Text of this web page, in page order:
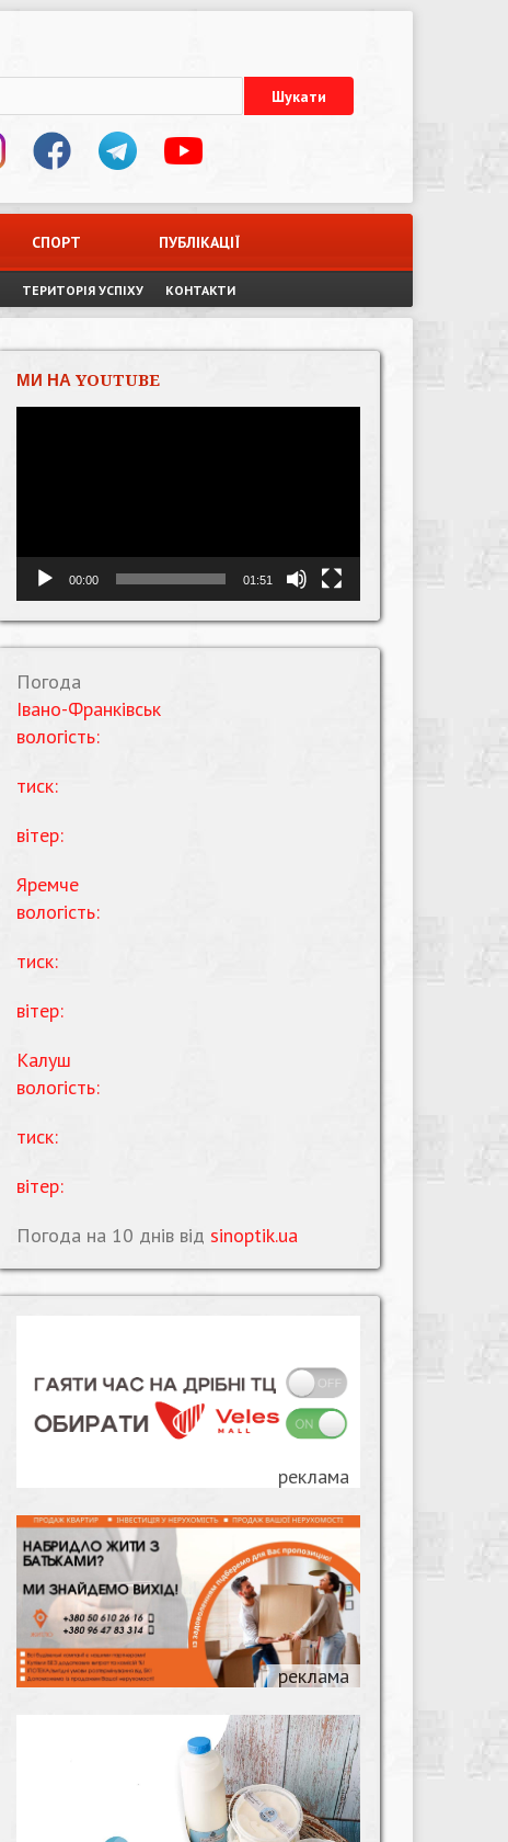
СПОРТ ПУБЛІКАЦІЇ
ТЕРИТОРІЯ УСПІХУ КОНТАКТИ
МИ НА YOUTUBE
00:00 01:51
Погода
Івано-Франківськ
вологість:
тиск:
вітер:
Яремче
вологість:
тиск:
вітер:
Калуш
вологість:
тиск:
вітер:
Погода на 10 днів від sinoptik.ua